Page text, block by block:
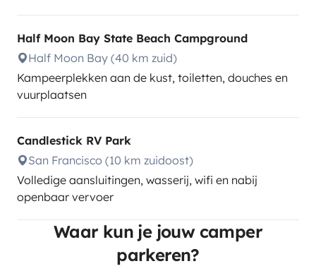
Half Moon Bay State Beach Campground
Half Moon Bay (40 km zuid)
Kampeerplekken aan de kust, toiletten, douches en
vuurplaatsen
Candlestick RV Park
San Francisco (10 km zuidoost)
Volledige aansluitingen, wasserij, wifi en nabij
openbaar vervoer
Waar kun je jouw camper
parkeren?